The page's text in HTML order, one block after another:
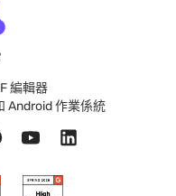
編輯器
Android 作業係統